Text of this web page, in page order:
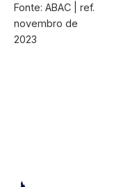
Fonte: ABAC | ref.
novembro de
2023